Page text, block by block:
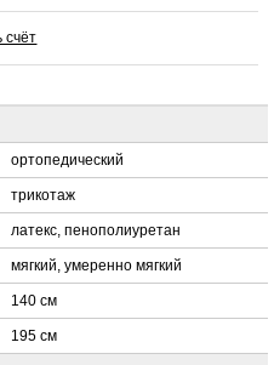
счёт
ортопедический
трикотаж
латекс, пенополиуретан
мягкий, умеренно мягкий
140 см
195 см